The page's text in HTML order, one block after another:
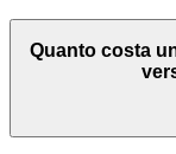
Quanto costa